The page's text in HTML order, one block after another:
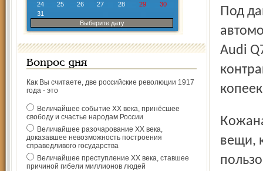
24
25 26 27 28 29
30
31
Выберите дату
Вопрос дня
Как Вы считаете, две российские революции 1917
года - это
Величайшее событие ХХ века, принёсшее
свободу и счастье народам России
Величайшее разочарование ХХ века,
доказавшее невозможность построения
справедливого государства
Величайшее преступление ХХ века, ставшее
причиной гибели миллионов людей
Под данные характеристики подходит несколько
Audi
Кожаная обивка и отделка из натурального дерева –
вещи,